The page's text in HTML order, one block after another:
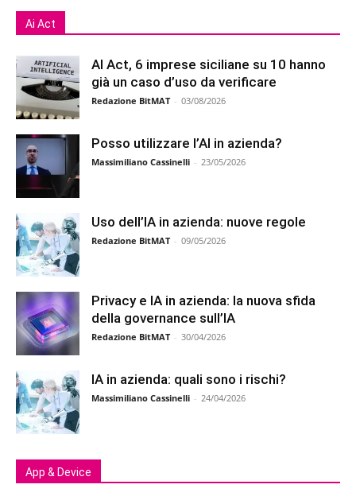
Ai Act
AI Act, 6 imprese siciliane su 10 hanno
già un caso d’uso da verificare
Redazione BitMAT - 03/08/2026
Posso utilizzare l’AI in azienda?
Massimiliano Cassinelli - 23/05/2026
Uso dell’IA in azienda: nuove regole
Redazione BitMAT - 09/05/2026
Privacy e IA in azienda: la nuova sfida
della governance sull’IA
Redazione BitMAT - 30/04/2026
IA in azienda: quali sono i rischi?
Massimiliano Cassinelli - 24/04/2026
App & Device